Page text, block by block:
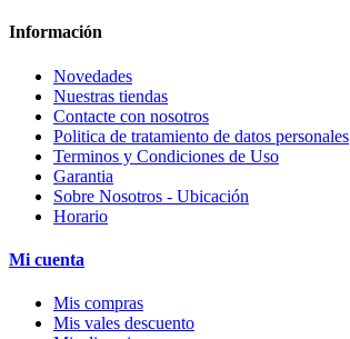
Información
Novedades
Nuestras tiendas
Contacte con nosotros
Politica de tratamiento de datos personales
Terminos y Condiciones de Uso
Garantia
Sobre Nosotros - Ubicación
Horario
Mi cuenta
Mis compras
Mis vales descuento